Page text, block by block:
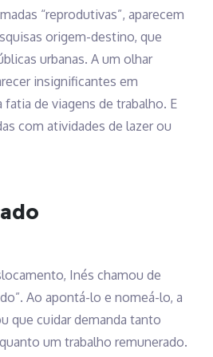
“reprodutivas”, aparecem
origem-destino, que
urbanas. A um olhar
insignificantes em
fatia de viagens de trabalho. E
com atividades de lazer ou
Inés chamou de
Ao apontá-lo e nomeá-lo, a
que cuidar demanda tanto
um trabalho remunerado.